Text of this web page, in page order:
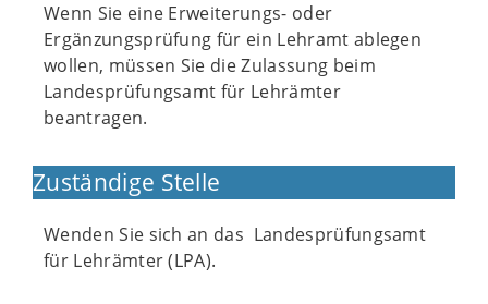
Wenn Sie eine Erweiterungs- oder
Ergänzungsprüfung für ein Lehramt ablegen
wollen, müssen Sie die Zulassung beim
Landesprüfungsamt für Lehrämter
beantragen.
Zuständige Stelle
Wenden Sie sich an das Landesprüfungsamt
für Lehrämter (LPA).